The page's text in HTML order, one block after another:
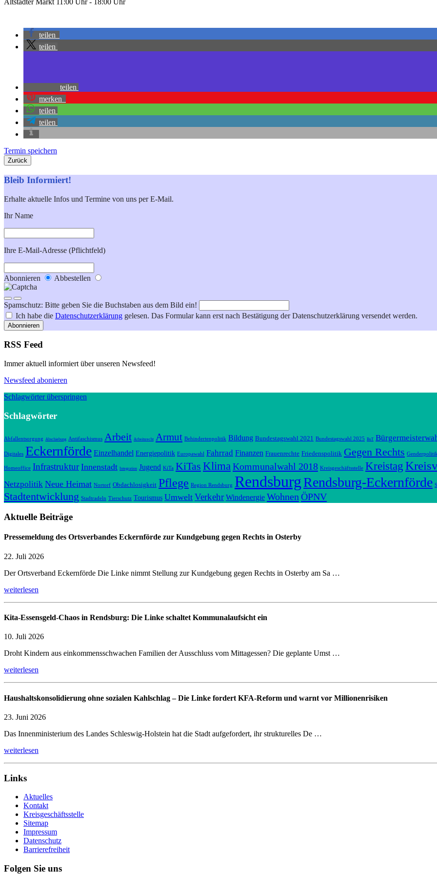
Altstädter Markt 11:00 Uhr - 18:00 Uhr
teilen
teilen
teilen
merken
teilen
teilen
Termin speichern
Zurück
Bleib Informiert!
Erhalte aktuelle Infos und Termine von uns per E-Mail.
Ihr Name
Ihre E-Mail-Adresse (Pflichtfeld)
Abonnieren Abbestellen
Spamschutz: Bitte geben Sie die Buchstaben aus dem Bild ein!
Ich habe die Datenschutzerklärung gelesen. Das Formular kann erst nach Bestätigung der Datenschutzerklärung versendet werden.
Abonnieren
RSS Feed
Immer aktuell informiert über unseren Newsfeed!
Newsfeed abonieren
Schlagwörter überspringen
Schlagwörter
Abfallentsorgung Abschiebung Antifaschismus Arbeit Arbeitsrecht Armut Behindertenpolitik Bildung Bundestagswahl 2021 Bundestagswahl 2025 BuT
Digitales Eckernförde Einzelhandel Energiepolitik Europawahl Fahrrad Finanzen Frauenrechte Friedenspolitik Gegen Rechts Genderpolitik
Homeoffice Infrastruktur Innenstadt Integration Jugend KiTa KiTas Klima Kommunalwahl 2018 Kreisgeschäftsstelle Kreistag
Netzpolitik Neue Heimat Nortorf Obdachlosigkeit Pflege Region Rendsburg RendsburgRendsburg-Eckernförde
Stadtentwicklung Stadtradeln Tierschutz Tourismus Umwelt Verkehr Windenergie Wohnen ÖPNV
Aktuelle Beiträge
Pressemeldung des Ortsverbandes Eckernförde zur Kundgebung gegen Rechts in Osterby
22. Juli 2026
Der Ortsverband Eckernförde Die Linke nimmt Stellung zur Kundgebung gegen Rechts in Osterby am Sa …
weiterlesen
Kita-Essensgeld-Chaos in Rendsburg: Die Linke schaltet Kommunalaufsicht ein
10. Juli 2026
Droht Kindern aus einkommensschwachen Familien der Ausschluss vom Mittagessen? Die geplante Umst …
weiterlesen
Haushaltskonsolidierung ohne sozialen Kahlschlag – Die Linke fordert KFA-Reform und warnt vor Millionenrisiken
23. Juni 2026
Das Innenministerium des Landes Schleswig-Holstein hat die Stadt aufgefordert, ihr strukturelles De …
weiterlesen
Links
Aktuelles
Kontakt
Kreisgeschäftsstelle
Sitemap
Impressum
Datenschutz
Barrierefreiheit
Folgen Sie uns